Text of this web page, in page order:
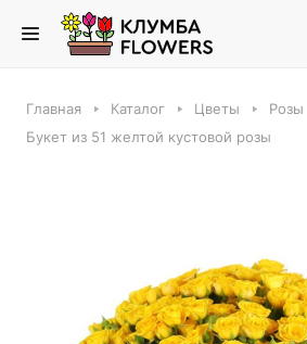
Главная Каталог Цветы Розы
Букет из 51 желтой кустовой розы